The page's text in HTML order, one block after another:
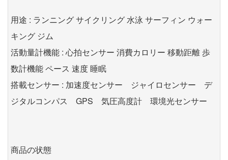
用途 : ランニング サイクリング 水泳 サーフィン ウォー
キング ジム
活動量計機能 : 心拍センサー 消費カロリー 移動距離 歩
数計機能 ペース 速度 睡眠
搭載センサー : 加速度センサー ジャイロセンサー デ
ジタルコンパス GPS 気圧高度計 環境光センサー
商品の状態